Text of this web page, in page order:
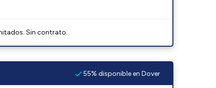
Sin contrato.
55% disponible en Dover